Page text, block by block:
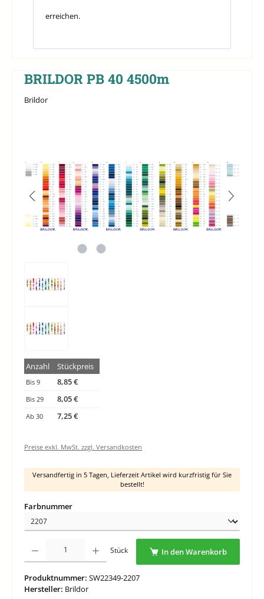
erreichen.
BRILDOR PB 40 4500m
Brildor
Anzahl Stückpreis
Bis9 8,85 €
Bis 29 8,05 €
Ab30 7,25 €
Preise exkl. MwSt. zzgl. Versandkosten
Versandfertig in 5 Tagen, Lieferzeit Artikel wird kurzfristig für Sie
bestellt!
Farbnummerauswählen
Produkt Anzahl: Gib den gewünschten Wert ein oder benutze die Schaltflächen um
Stück In den Warenkorb
Produktnummer: SW22349-2207
Hersteller: Brildor